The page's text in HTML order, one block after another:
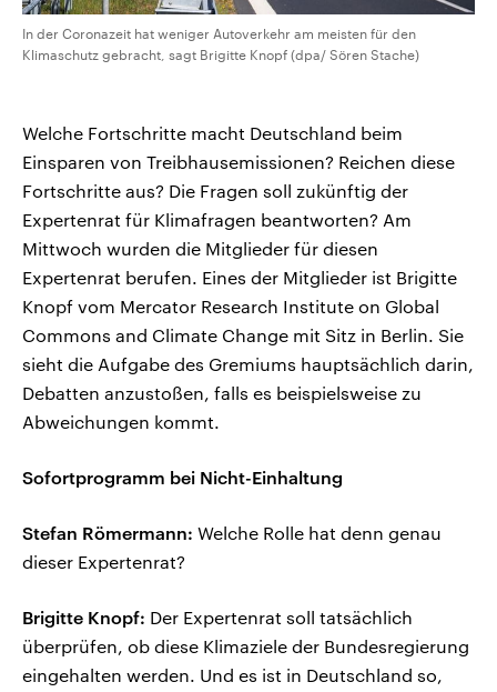
In der Coronazeit hat weniger Autoverkehr am meisten für den
Klimaschutz gebracht, sagt Brigitte Knopf (dpa/ Sören Stache)
Welche Fortschritte macht Deutschland beim
Einsparen von Treibhausemissionen? Reichen diese
Fortschritte aus? Die Fragen soll zukünftig der
Expertenrat für Klimafragen beantworten? Am
Mittwoch wurden die Mitglieder für diesen
Expertenrat berufen. Eines der Mitglieder ist Brigitte
Knopf vom Mercator Research Institute on Global
Commons and Climate Change mit Sitz in Berlin. Sie
sieht die Aufgabe des Gremiums hauptsächlich darin,
Debatten anzustoßen, falls es beispielsweise zu
Abweichungen kommt.
Sofortprogramm bei Nicht-Einhaltung
Stefan Römermann: Welche Rolle hat denn genau
dieser Expertenrat?
Brigitte Knopf: Der Expertenrat soll tatsächlich
überprüfen, ob diese Klimaziele der Bundesregierung
eingehalten werden. Und es ist in Deutschland so,